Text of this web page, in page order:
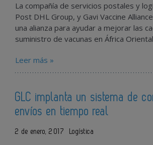
La compañía de servicios postales y
Post DHL Group, y Gavi Vaccine
una alianza para ayudar a mejorar las
suministro de vacunas en África Oriental
Leer más »
GLC implanta un sistema de
envíos en tiempo real
2 de enero, 2017 Logística